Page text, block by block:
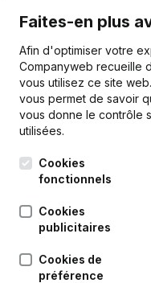
Faites-en plus
Afin d'optimiser votre
Companyweb recueille
vous utilisez ce site web.
vous permet de savoir
vous donne le contrôle
utilisées.
Cookies
fonctionnels
Cookies
publicitaires
Cookies de
préférence
Français
Leuvensesteenweg
248D,
Thème